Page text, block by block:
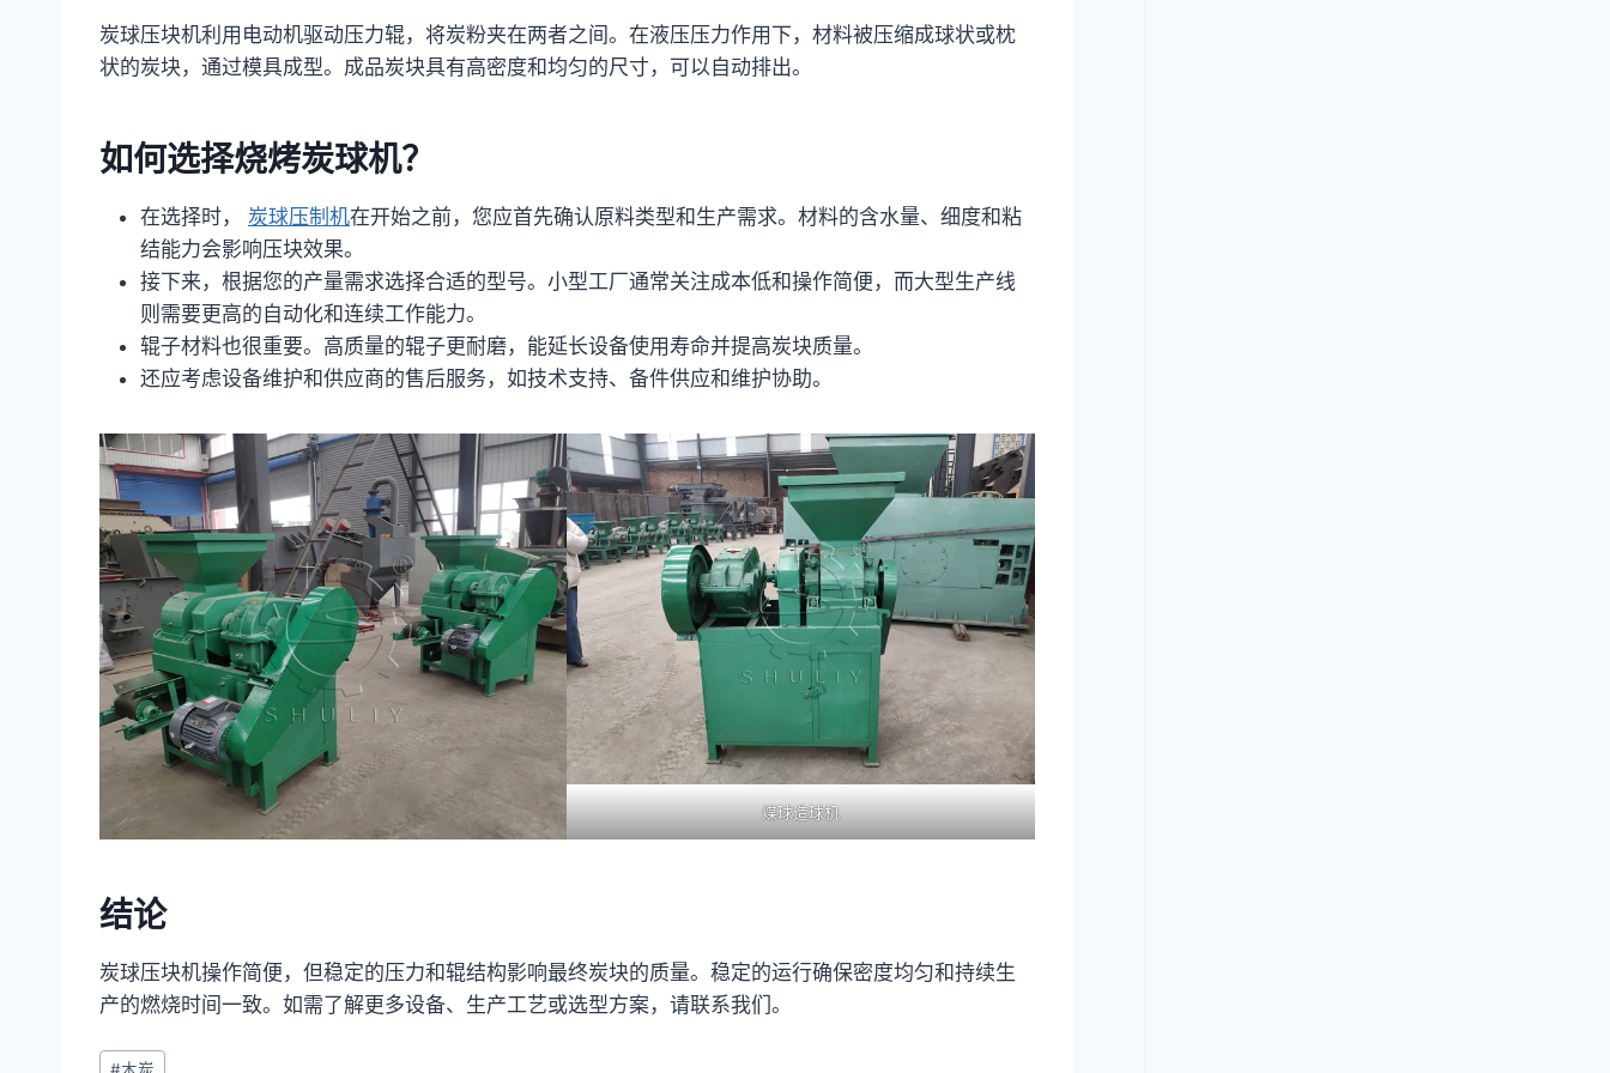
炭球压块机利用电动机驱动压力辊，将炭粉夹在两者之间。在液压压力作用下，材料被压缩成球状或枕
状的炭块，通过模具成型。成品炭块具有高密度和均匀的尺寸，可以自动排出。
如何选择烧烤炭球机？
在选择时， 炭球压制机在开始之前，您应首先确认原料类型和生产需求。材料的含水量、细度和粘
结能力会影响压块效果。
接下来，根据您的产量需求选择合适的型号。小型工厂通常关注成本低和操作简便，而大型生产线
则需要更高的自动化和连续工作能力。
辊子材料也很重要。高质量的辊子更耐磨，能延长设备使用寿命并提高炭块质量。
还应考虑设备维护和供应商的售后服务，如技术支持、备件供应和维护协助。
煤球造球机
结论
炭球压块机操作简便，但稳定的压力和辊结构影响最终炭块的质量。稳定的运行确保密度均匀和持续生
产的燃烧时间一致。如需了解更多设备、生产工艺或选型方案，请联系我们。
文